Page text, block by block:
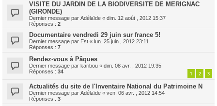
VISITE DU JARDIN DE LA BIODIVERSITE DE MERIGNAC
(GIRONDE)
Dernier message par Adélaïde « dim. 12 août , 2012 15:37
Réponses : 2
Documentaire vendredi 29 juin sur france 5!
Dernier message par Est « lun. 25 juin , 2012 23:11
Réponses : 7
Rendez-vous à Pâques
Dernier message par karibou « dim. 08 avr. , 2012 19:35
Réponses : 34 1 2 3
Actualités du site de l'Inventaire National du Patrimoine N
Dernier message par Adélaïde « ven. 06 avr. , 2012 14:54
Réponses : 3